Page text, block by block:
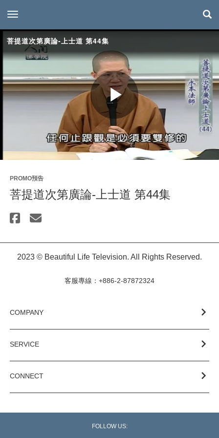
toggle navigation
菩提道次第廣論-上士道 第44集
Play
Video
PROMO預告
菩提道次第廣論-上士道 第44集
2023 © Beautiful Life Television. All Rights Reserved.
客服專線：+886-2-87872324
COMPANY
SERVICE
CONNECT
FOLLOW US: